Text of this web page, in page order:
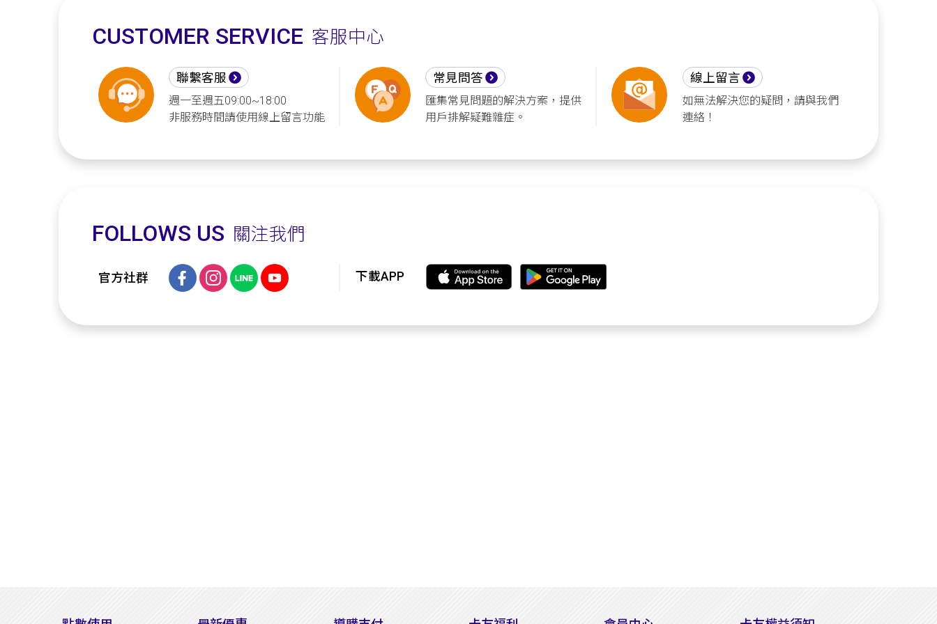
CUSTOMER SERVICE 客服中心
聯繫客服
週一至週五09:00~18:00
非服務時間請使用線上留言功能
常見問答
匯集常見問題的解決方案，提供
用戶排解疑難雜症。
線上留言
如無法解決您的疑問，請與我們
連絡！
FOLLOWS US 關注我們
官方社群 下載APP